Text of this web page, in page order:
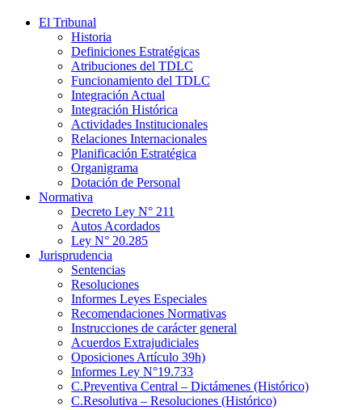
El Tribunal
Historia
Definiciones Estratégicas
Atribuciones del TDLC
Funcionamiento del TDLC
Integración Actual
Integración Histórica
Actividades Institucionales
Relaciones Internacionales
Planificación Estratégica
Organigrama
Dotación de Personal
Normativa
Decreto Ley N° 211
Autos Acordados
Ley N° 20.285
Jurisprudencia
Sentencias
Resoluciones
Informes Leyes Especiales
Recomendaciones Normativas
Instrucciones de carácter general
Acuerdos Extrajudiciales
Oposiciones Artículo 39h)
Informes Ley N°19.733
C.Preventiva Central – Dictámenes (Histórico)
C.Resolutiva – Resoluciones (Histórico)